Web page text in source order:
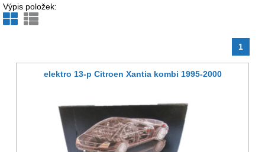
Výpis položek:
1
elektro 13-p Citroen Xantia kombi 1995-2000